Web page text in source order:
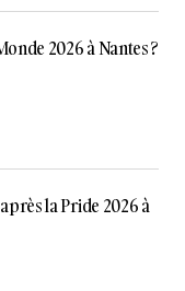
2026 à Nantes ?
la Pride 2026 à